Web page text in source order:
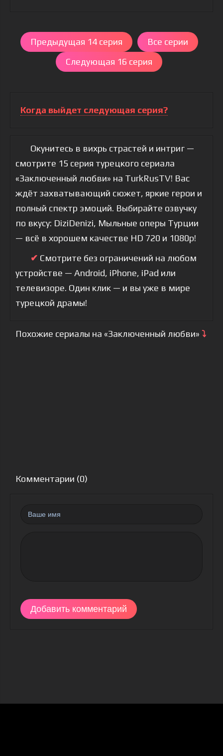
Предыдущая 14 серия
Все серии
Следующая 16 серия
Когда выйдет следующая серия?
Окунитесь в вихрь страстей и интриг —
смотрите 15 серия турецкого сериала
«Заключенный любви» на TurkRusTV! Вас
ждёт захватывающий сюжет, яркие герои и
полный спектр эмоций. Выбирайте озвучку
по вкусу: DiziDenizi, Мыльные оперы Турции
— всё в хорошем качестве HD 720 и 1080p!
✔ Смотрите без ограничений на любом
устройстве — Android, iPhone, iPad или
телевизоре. Один клик — и вы уже в мире
турецкой драмы!
Похожие сериалы на «Заключенный любви» ⤵
Комментарии (0)
Добавить комментарий